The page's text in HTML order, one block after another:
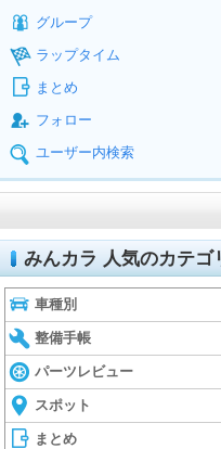
グループ
ラップタイム
まとめ
フォロー
ユーザー内検索
みんカラ 人気のカテゴ
車種別
整備手帳
パーツレビュー
スポット
まとめ